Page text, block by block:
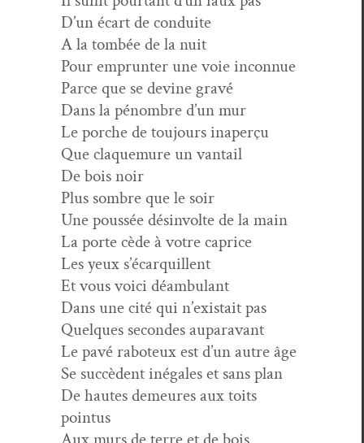
D’un écart de conduite
A la tombée de la nuit
Pour emprunter une voie inconnue
Parce que se devine gravé
Dans la pénom­bre d’un mur
Le porche de tou­jours inaperçu
Que claque­mure un vantail
De bois noir
Plus som­bre que le soir
Une poussée dés­in­volte de la main
La porte cède à votre caprice
Les yeux s’écarquillent
Et vous voici déambulant
Dans une cité qui n’existait pas
Quelques sec­on­des auparavant
Le pavé rabo­teux est d’un autre âge
Se suc­cè­dent iné­gales et sans plan
De hautes demeures aux toits
pointus